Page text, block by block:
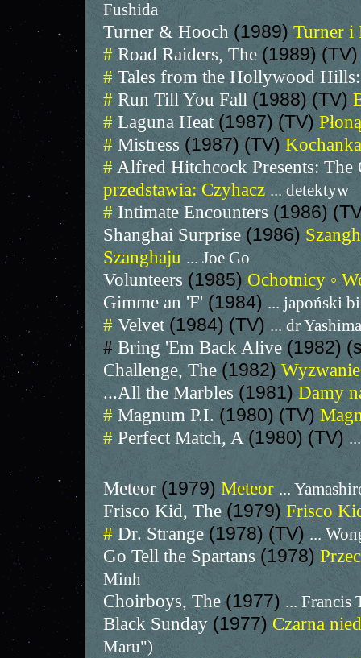
Fushida
Turner & Hooch (1989) Turner i
# Road Raiders, The (1989)
# Tales from the Hollywood
# Run Till You Fall (1988) (TV)
# Laguna Heat (1987) (TV)
# Mistress (1987) (TV)
# Alfred Hitchcock Presents: The
przedstawia: Czyhacz ... detektyw
# Intimate Encounters (1986)
Shanghai Surprise (1986)
Szanghaju ... Joe Go
Volunteers (1985) Ochotnicy ◦
Gimme an 'F' (1984) ... japoński
# Velvet (1984) (TV) ... dr Yashima
# Bring 'Em Back Alive (1982)
Challenge, The (1982)
...All the Marbles (1981) Damy
# Magnum P.I. (1980) (TV)
# Perfect Match, A (1980) (TV)
Meteor (1979) Meteor ...
Frisco Kid, The (1979) Frisco
# Dr. Strange (1978) (TV) ...
Go Tell the Spartans (1978)
Minh
Choirboys, The (1977) ... Francis
Black Sunday (1977) Czarna
Maru")